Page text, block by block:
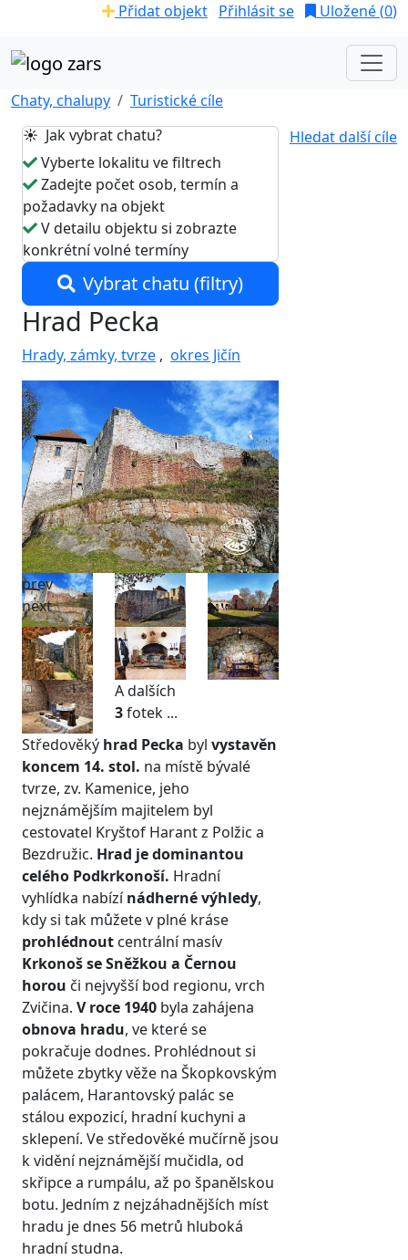
Přidat objekt Přihlásit se Uložené (0)
Chaty, chalupy
Turistické cíle
Hledat další cíle
☀️ Jak vybrat chatu?
Vyberte lokalitu ve filtrech
Zadejte počet osob, termín a
požadavky na objekt
V detailu objektu si zobrazte
konkrétní volné termíny
Vybrat chatu (filtry)
Hrad Pecka
Hrady, zámky, tvrze , okres Jičín
prev
next
A dalších
3fotek ...
Středověký hrad Pecka byl vystavěn
koncem 14. stol. na místě bývalé
tvrze, zv. Kamenice, jeho
nejznámějším majitelem byl
cestovatel Kryštof Harant z Polžic a
Bezdružic. Hrad je dominantou
celého Podkrkonoší. Hradní
vyhlídka nabízínádherné výhledy,
kdy si tak můžete v plné kráse
prohlédnout centrální masív
Krkonoš se Sněžkou a Černou
horou či nejvyšší bod regionu, vrch
Zvičina. V roce 1940 byla zahájena
obnova hradu, ve které se
pokračuje dodnes. Prohlédnout si
můžete zbytky věže na Škopkovským
palácem, Harantovský palác se
stálou expozicí, hradní kuchyni a
sklepení. Ve středověké mučírně jsou
k vidění nejznámější mučidla, od
skřipce a rumpálu, až po španělskou
botu. Jedním z nejzáhadnějších míst
hradu je dnes 56 metrů hluboká
hradní studna.